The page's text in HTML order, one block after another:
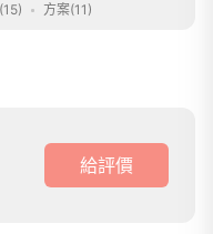
方案(11)
給評價